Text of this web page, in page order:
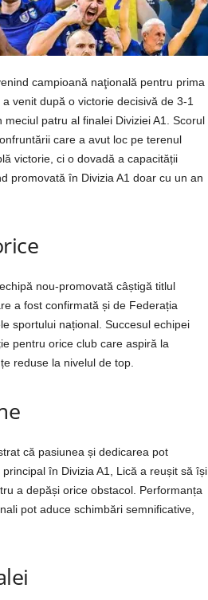
campioană naţională pentru prima
venit după o victorie decisivă de 3-1
patru al finalei Diviziei A1. Scorul
care a avut loc pe terenul
victorie, ci o dovadă a capacității
promovată în Divizia A1 doar cu un an
nou-promovată câștigă titlul
a fost confirmată și de Federația
sportului național. Succesul echipei
pentru orice club care aspiră la
reduse la nivelul de top.
că pasiunea și dedicarea pot
în Divizia A1, Lică a reușit să își
a depăși orice obstacol. Performanța
pot aduce schimbări semnificative,